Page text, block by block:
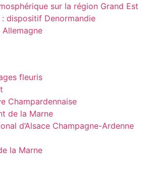
sur la région Grand Est
dispositif Denormandie
Allemagne
fleuris
Champardennaise
de la Marne
d’Alsace Champagne-Ardenne
la Marne